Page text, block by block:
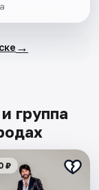
→
группа
₽